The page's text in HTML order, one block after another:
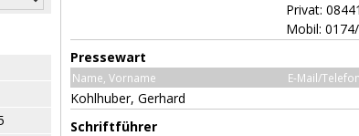
Privat:
Mobil:
Pressewart
Name, Vorname E-Mail/Telefon
Kohlhuber, Gerhard
Schriftführer